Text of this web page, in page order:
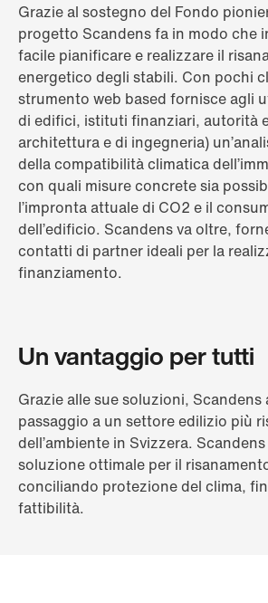
Grazie al sostegno del Fondo
progetto Scandens fa in modo che
facile pianificare e realizzare il
energetico degli stabili. Con pochi
strumento web based fornisce agli
di edifici, istituti finanziari, autorità
architettura e di ingegneria)
della compatibilità climatica
con quali misure concrete sia
l’impronta attuale di CO2 e il
dell’edificio. Scandens va oltre,
contatti di partner ideali per la
finanziamento.
Un vantaggio per tutti
Grazie alle sue soluzioni, Scandens
passaggio a un settore edilizio più
dell’ambiente in Svizzera.
soluzione ottimale per il
conciliando protezione del clima,
fattibilità.